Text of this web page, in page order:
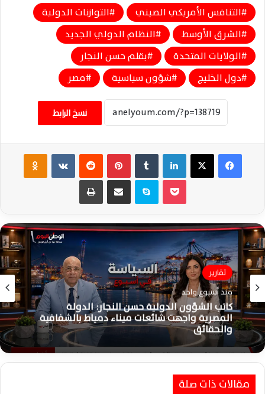
التنافس الأمريكي الصيني
التوازنات الدولية
الشرق الأوسط
النظام الدولي الجديد
الولايات المتحدة
بقلم حسن النجار
دول الخليج
شؤون سياسية مصر
نسخ الرابط
فيسبوك ‫X لينكدإن بينتيريست ‏VKontakte
سكايب مشاركة عبر البريد طباعة
تقارير
منذ أسبوع واحد
كاتب الشؤون الدولية حسن النجار: الدولة
المصرية واجهت شائعات ميناء دمياط بالشفافية
والحقائق
شؤون سياسية
منذ أسبوع واحد
حسن النجار: وعي الدولة والإعلام الوطني أسقطا
رهانات التشكيك واستغلال حادث ميناء دمياط
بالكامل
مقالات ذات صلة